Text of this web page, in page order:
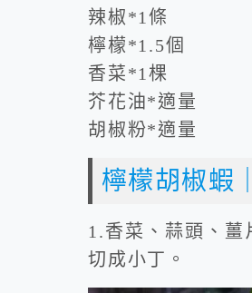
辣椒*1條
檸檬*1.5個
香菜*1棵
芥花油*適量
胡椒粉*適量
檸檬胡椒蝦
1.香菜、蒜頭、
切成小丁。